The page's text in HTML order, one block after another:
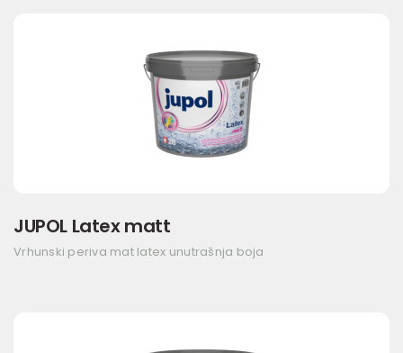
JUPOL Latex matt
Vrhunski periva mat latex unutrašnja boja